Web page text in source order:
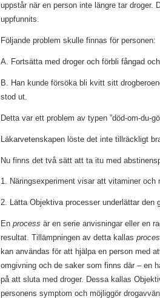
uppstår när en person inte längre tar droger.
uppfunnits.
Följande problem skulle finnas för personen:
A. Fortsätta med droger och förbli fångad
B. Han kunde försöka bli kvitt sitt
stod ut.
Detta var ett problem av typen ”död-om-du-
Läkarvetenskapen löste det inte tillräckligt
Nu finns det två sätt att ta itu med
1. Näringsexperiment visar att vitaminer och
2. Lätta Objektiva processer underlättar den
En process är en serie anvisningar eller en
resultat. Tillämpningen av detta kallas
kan användas för att hjälpa en person med
omgivning och de saker som finns där – en
på att sluta med droger. Dessa kallas
personens symptom och möjliggör